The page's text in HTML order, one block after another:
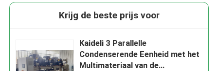
Krijg de beste prijs voor
Kaideli 3 Parallelle
Condenserende Eenheid met het
Multimateriaal van de